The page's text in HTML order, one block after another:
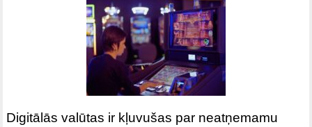
Digitālās valūtas ir kļuvušas par neatņemamu